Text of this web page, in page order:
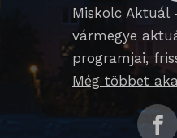
Miskolc Aktuál
vármegye
programjai,
Még többet
cato_fw_inet
chatbase_anon_id
cookieyes-consent